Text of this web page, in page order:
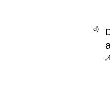
d)
„4.